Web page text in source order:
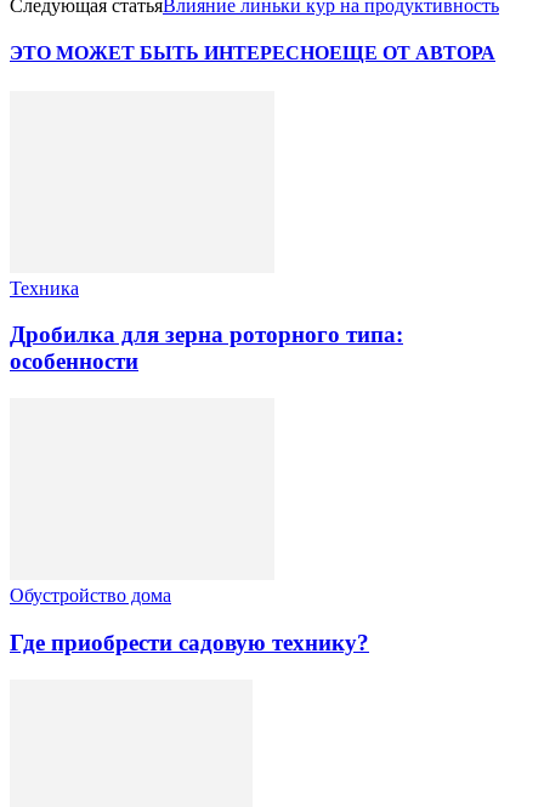
Следующая статьяВлияние линьки кур на продуктивность
ЭТО МОЖЕТ БЫТЬ ИНТЕРЕСНОЕЩЕ ОТ АВТОРА
Техника
Дробилка для зерна роторного типа:
особенности
Обустройство дома
Где приобрести садовую технику?